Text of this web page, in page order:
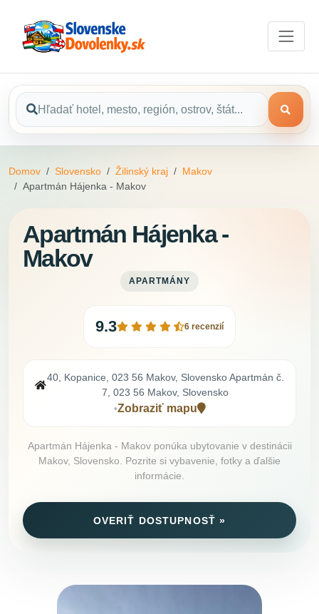
Domov Slovensko Žilinský kraj
Makov
Apartmán Hájenka - Makov
Apartmán Hájenka -
Makov
APARTMÁNY
9.3 6 recenzií
40, Kopanice, 023 56 Makov, Slovensko Apartmán č.
7, 023 56 Makov, Slovensko
•Zobraziť mapu
Apartmán Hájenka - Makov ponúka ubytovanie v destinácii
Makov, Slovensko. Pozrite si vybavenie, fotky a ďalšie
informácie.
OVERIŤ DOSTUPNOSŤ »